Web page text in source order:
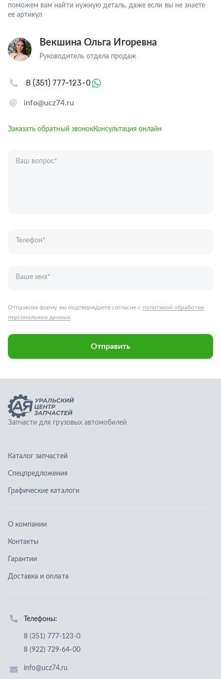
поможем вам найти нужную деталь, даже если вы не знаете
ее артикул
Векшина Ольга Игоревна
Руководитель отдела продаж
info@ucz74.ru
8 (351) 777-123-0
Заказать обратный звонокКонсультация онлайн
Ваш вопрос*
Запчасти для грузовых автомобилей
Каталог запчастей
Спецпредложения
О компании
Контакты
Доставка и оплата
Отправить заявку
Политика конфиденциальности